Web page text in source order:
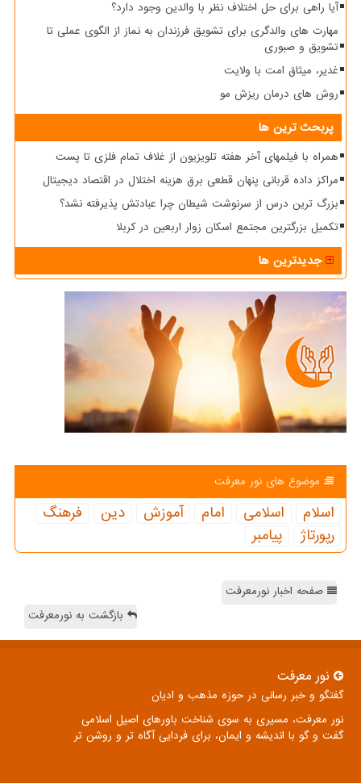
آیا راهی برای حل اختلاف نظر با والدین وجود دارد؟
مهارت های والدگری برای تشویق فرزندان به نماز از الگوی عملی تا
تشویق و صبوری
غدیر، میثاق امت با ولایت
روش های درمان ریزش مو
پربحث ترین ها
همراه با فیلمهای آخر هفته تلویزیون از غلاف تمام فلزی تا پست
مراکز داده قربانی پنهان قطعی برق هزینه اختلال در اقتصاد دیجیتال
بزرگ ترین درس از سرنوشت شیطان چرا عبادتش پذیرفته نشد؟
تکمیل بزرگترین مجتمع اسکان زوار اربعین در کربلا
جدیدترین ها
موضوع های نور معرفت
اسلام اسلامی امام آموزش دین
فرهنگ
رپورتاژ
پیامبر
صفحه اخبار نورمعرفت
بازگشت به نورمعرفت
نور معرفت
گفتگو و خبر رسانی در حوزه مذهب و ادیان
نور معرفت، مسیری به سوی شناخت باورهای اصیل اسلامی
گفت و گو با اندیشه و ایمان، برای فردایی آگاه تر و روشن تر